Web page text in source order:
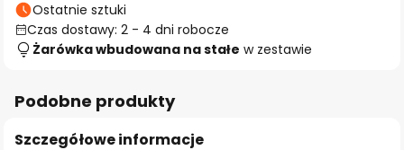
Ostatnie sztuki
Czas dostawy: 2 - 4 dni robocze
Żarówka wbudowana na stałe w zestawie
Podobne produkty
Szczegółowe informacje